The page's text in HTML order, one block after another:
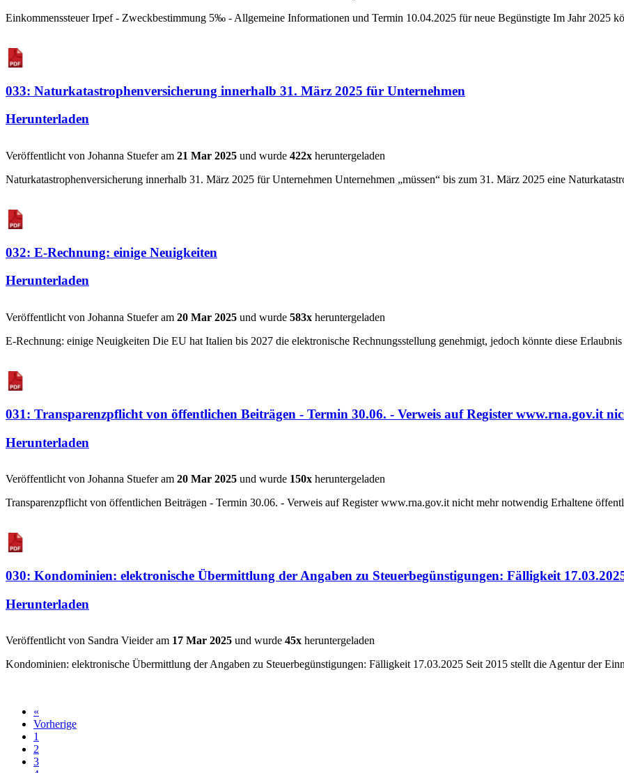
Einkommenssteuer Irpef - Zweckbestimmung 5‰ - Allgemeine Informationen und Termin 10.04.2025 für neue Begünstigte Im Jahr 2025
033: Naturkatastrophenversicherung innerhalb 31. März 2025 für Unternehmen
Herunterladen
Veröffentlicht von Johanna Stuefer am 21 Mar 2025 und wurde 422x heruntergeladen
Naturkatastrophenversicherung innerhalb 31. März 2025 für Unternehmen Unternehmen „müssen“ bis zum 31. März 2025 eine
032: E-Rechnung: einige Neuigkeiten
Herunterladen
Veröffentlicht von Johanna Stuefer am 20 Mar 2025 und wurde 583x heruntergeladen
E-Rechnung: einige Neuigkeiten Die EU hat Italien bis 2027 die elektronische Rechnungsstellung genehmigt, jedoch könnte diese Erlaubnis
031: Transparenzpflicht von öffentlichen Beiträgen - Termin 30.06. - Verweis auf Register www.rna.gov.it
Herunterladen
Veröffentlicht von Johanna Stuefer am 20 Mar 2025 und wurde 150x heruntergeladen
Transparenzpflicht von öffentlichen Beiträgen - Termin 30.06. - Verweis auf Register www.rna.gov.it nicht mehr notwendig Erhaltene
030: Kondominien: elektronische Übermittlung der Angaben zu Steuerbegünstigungen: Fälligkeit
Herunterladen
Veröffentlicht von Sandra Vieider am 17 Mar 2025 und wurde 45x heruntergeladen
Kondominien: elektronische Übermittlung der Angaben zu Steuerbegünstigungen: Fälligkeit 17.03.2025 Seit 2015 stellt die Agentur der
«
Vorherige
1
2
3